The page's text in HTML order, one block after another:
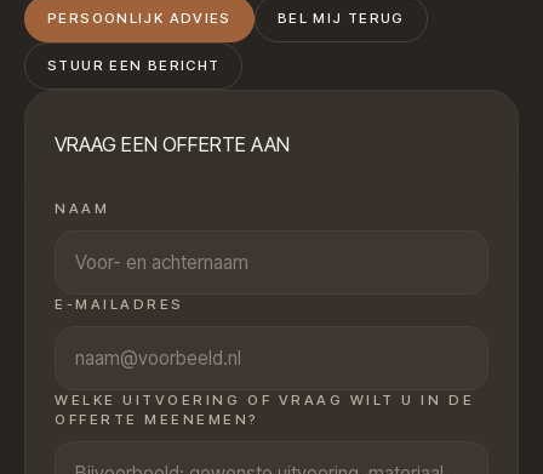
PERSOONLIJK ADVIES BEL MIJ TERUG
STUUR EEN BERICHT
VRAAG EEN OFFERTE AAN
NAAM
E-MAILADRES
WELKE UITVOERING OF VRAAG WILT U IN DE
OFFERTE MEENEMEN?